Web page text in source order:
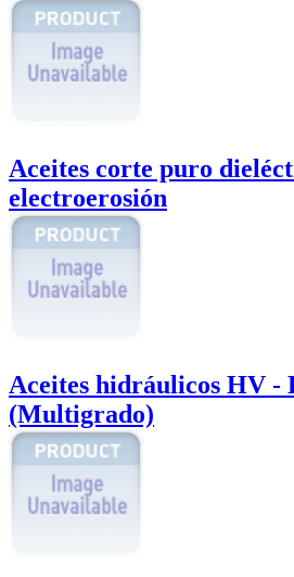
Aceites corte puro
electroerosión
Aceites hidráulicos HV -
(Multigrado)